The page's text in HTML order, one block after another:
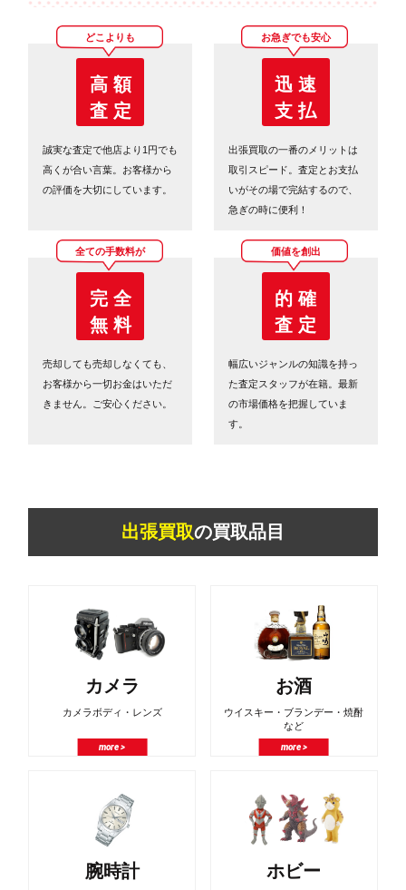
どこよりも
高 額
査 定
誠実な査定で他店より1円でも
高くが合い言葉。お客様から
の評価を大切にしています。
お急ぎでも安心
迅 速
支 払
出張買取の一番のメリットは
取引スピード。査定とお支払
いがその場で完結するので、
急ぎの時に便利！
全ての手数料が
完 全
無 料
売却しても売却しなくても、
お客様から一切お金はいただ
きません。ご安心ください。
価値を創出
的 確
査 定
幅広いジャンルの知識を持っ
た査定スタッフが在籍。最新
の市場価格を把握していま
す。
出張買取の買取品目
カメラ
カメラボディ・レンズ
more >
お酒
ウイスキー・ブランデー・焼酎
など
more >
腕時計 ホビー